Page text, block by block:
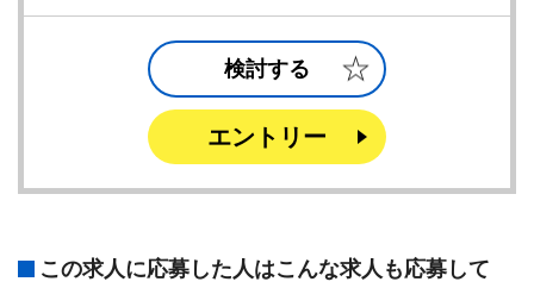
検討する
エントリー
この求人に応募した人はこんな求人も応募して